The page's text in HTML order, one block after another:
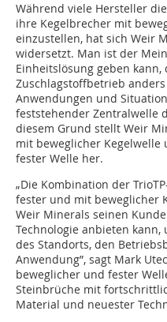
Während viele Hersteller
ihre Kegelbrecher mit
einzustellen, hat sich Weir
widersetzt. Man ist der
Einheitslösung geben
Zuschlagstoffbetrieb
Anwendungen und
feststehender Zentralwelle
diesem Grund stellt Weir
mit beweglicher Kegelwelle
fester Welle her.
„Die Kombination der
fester und mit beweglicher
Weir Minerals seinen
Technologie anbieten
des Standorts, den
Anwendung”, sagt Mark
beweglicher und fester
Steinbrüche mit
Material und neuester